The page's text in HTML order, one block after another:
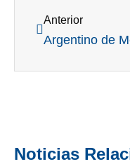
Anterior
Noticias